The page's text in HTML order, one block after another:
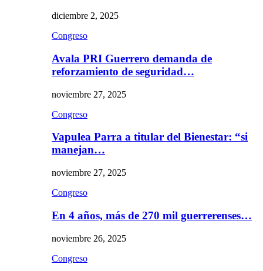
diciembre 2, 2025
Congreso
Avala PRI Guerrero demanda de
reforzamiento de seguridad…
noviembre 27, 2025
Congreso
Vapulea Parra a titular del Bienestar: “si
manejan…
noviembre 27, 2025
Congreso
En 4 años, más de 270 mil guerrerenses…
noviembre 26, 2025
Congreso